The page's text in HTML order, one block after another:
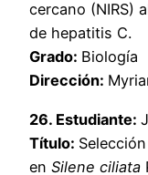
cercano (NIRS)
de hepatitis C.
Grado: Biología
Dirección:
26. Estudiante:
Título:
en Silene ciliata